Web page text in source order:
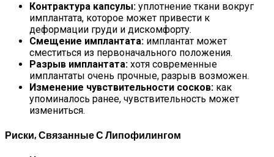
Контрактура капсулы: уплотнение ткани вокруг
имплантата, которое может привести к
деформации груди и дискомфорту.
Смещение имплантата: имплантат может
сместиться из первоначального положения.
Разрыв имплантата: хотя современные
имплантаты очень прочные, разрыв возможен.
Изменение чувствительности сосков: как
упоминалось ранее, чувствительность может
измениться.
Риски, Связанные С Липофилингом